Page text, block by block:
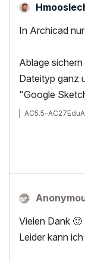
In Archicad
Ablage sichern
Dateityp ganz
"Google
AC5.5-
Vielen Dank 🙂
Leider kann